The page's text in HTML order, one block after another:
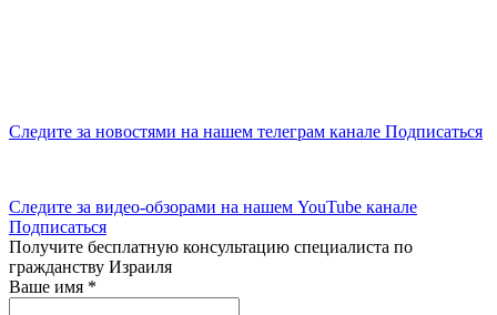
Следите за новостями на нашем телеграм канале Подписаться
Следите за видео-обзорами на нашем YouTube канале
Подписаться
Получите бесплатную консультацию специалиста по
гражданству Израиля
Ваше имя *